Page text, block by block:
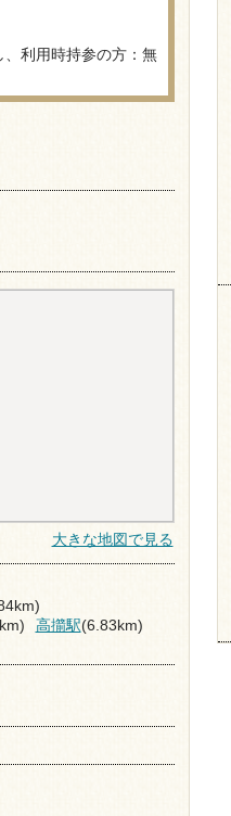
利用時持参の方：無
大きな地図で見る
高擶駅(6.83km)